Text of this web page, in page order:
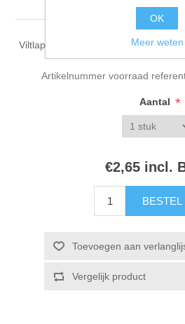
Viltlapjes, donker blauw, 20x30 cm,
Artikelnummer voorraad
Aantal *
€2,65 incl.
OK
Meer weten